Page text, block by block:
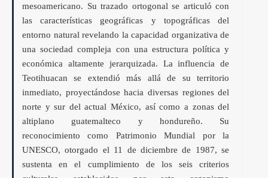
mesoamericano. Su trazado ortogonal se articuló con
las características geográficas y topográficas del
entorno natural revelando la capacidad organizativa de
una sociedad compleja con una estructura política y
económica altamente jerarquizada. La influencia de
Teotihuacan se extendió más allá de su territorio
inmediato, proyectándose hacia diversas regiones del
norte y sur del actual México, así como a zonas del
altiplano guatemalteco y hondureño. Su
reconocimiento como Patrimonio Mundial por la
UNESCO, otorgado el 11 de diciembre de 1987, se
sustenta en el cumplimiento de los seis criterios